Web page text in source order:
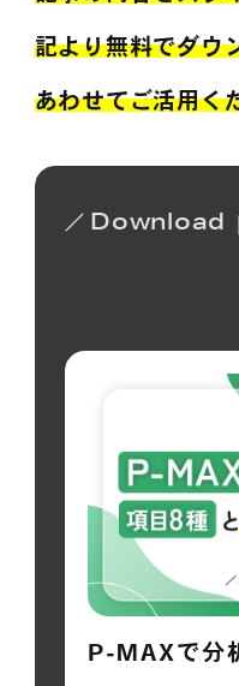
記より無料でダウ
あわせてご活用く
Download
P-MAXで分